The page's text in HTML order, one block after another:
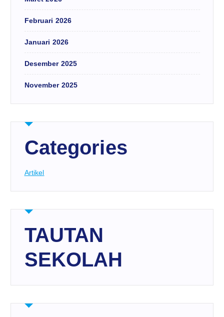
Februari 2026
Januari 2026
Desember 2025
November 2025
Categories
Artikel
TAUTAN
SEKOLAH